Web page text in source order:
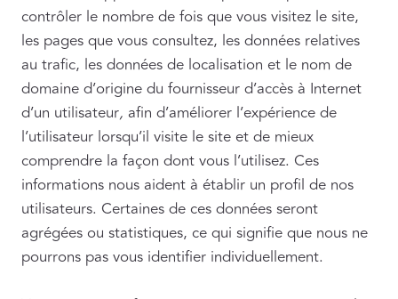
contrôler le nombre de fois que vous visitez le site,
les pages que vous consultez, les données relatives
au trafic, les données de localisation et le nom de
domaine d’origine du fournisseur d’accès à Internet
d’un utilisateur, afin d’améliorer l’expérience de
l’utilisateur lorsqu’il visite le site et de mieux
comprendre la façon dont vous l’utilisez. Ces
informations nous aident à établir un profil de nos
utilisateurs. Certaines de ces données seront
agrégées ou statistiques, ce qui signifie que nous ne
pourrons pas vous identifier individuellement.